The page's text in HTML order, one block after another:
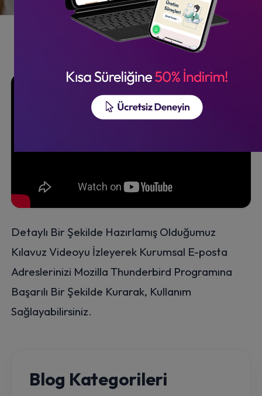
Detaylı Bir Şekilde Hazırlamış Olduğumuz
Kılavuz Videoyu İzleyerek Kurumsal E-posta
Adreslerinizi Mozilla Thunderbird Programına
Başarılı Bir Şekilde Kurarak, Kullanım
Sağlayabilirsiniz.
Blog Kategorileri